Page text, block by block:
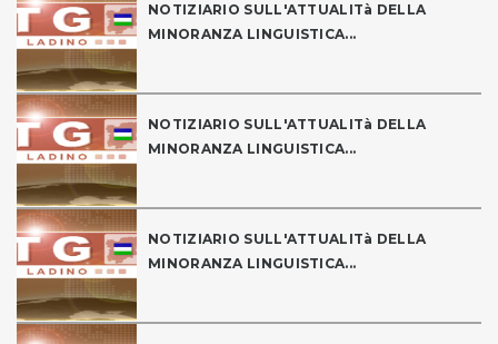
NOTIZIARIO SULL'ATTUALITà DELLA
MINORANZA LINGUISTICA...
NOTIZIARIO SULL'ATTUALITà DELLA
MINORANZA LINGUISTICA...
NOTIZIARIO SULL'ATTUALITà DELLA
MINORANZA LINGUISTICA...